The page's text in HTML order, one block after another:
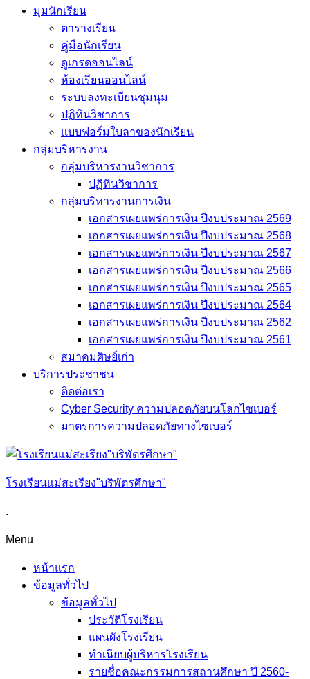
มุมนักเรียน
ตารางเรียน
คู่มือนักเรียน
ดูเกรดออนไลน์
ห้องเรียนออนไลน์
ระบบลงทะเบียนชุมนุม
ปฏิทินวิชาการ
แบบฟอร์มใบลาของนักเรียน
กลุ่มบริหารงาน
กลุ่มบริหารงานวิชาการ
ปฏิทินวิชาการ
กลุ่มบริหารงานการเงิน
เอกสารเผยแพร่การเงิน ปีงบประมาณ 2569
เอกสารเผยแพร่การเงิน ปีงบประมาณ 2568
เอกสารเผยแพร่การเงิน ปีงบประมาณ 2567
เอกสารเผยแพร่การเงิน ปีงบประมาณ 2566
เอกสารเผยแพร่การเงิน ปีงบประมาณ 2565
เอกสารเผยแพร่การเงิน ปีงบประมาณ 2564
เอกสารเผยแพร่การเงิน ปีงบประมาณ 2562
เอกสารเผยแพร่การเงิน ปีงบประมาณ 2561
สมาคมศิษย์เก่า
บริการประชาชน
ติดต่อเรา
Cyber Security ความปลอดภัยบนโลกไซเบอร์
มาตรการความปลอดภัยทางไซเบอร์
โรงเรียนแม่สะเรียง"บริพัตรศึกษา"
.
Menu
หน้าแรก
ข้อมูลทั่วไป
ข้อมูลทั่วไป
ประวัติโรงเรียน
แผนผังโรงเรียน
ทำเนียบผู้บริหารโรงเรียน
รายชื่อคณะกรรมการสถานศึกษา ปี 2560-